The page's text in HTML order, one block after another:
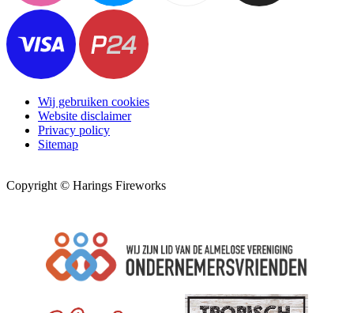
Wij gebruiken cookies
Website disclaimer
Privacy policy
Sitemap
Copyright © Harings Fireworks